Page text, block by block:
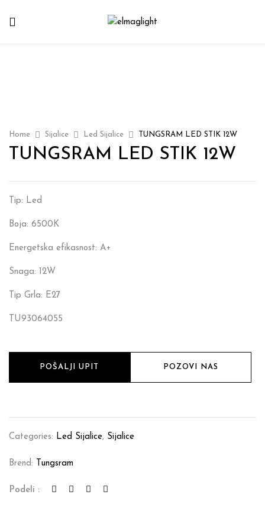
Home Sijalice Led Sijalice TUNGSRAM LED STIK 12W
TUNGSRAM LED STIK 12W
Tip: Led
Boja: 6500K
Energetska efikasnost: A+
Snaga: 12W
Tip Grla: E27
TU93064055
POŠALJI UPIT POZOVI NAS
Categories: Led Sijalice, Sijalice
Brend: Tungsram
Podeli :